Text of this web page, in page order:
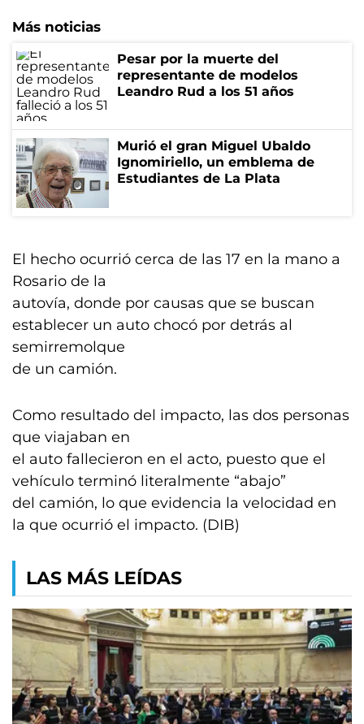
Más noticias
Pesar por la muerte del
representante de modelos
Leandro Rud a los 51 años
Murió el gran Miguel Ubaldo
Ignomiriello, un emblema de
Estudiantes de La Plata
El hecho ocurrió cerca de las 17 en la mano a
Rosario de la
autovía, donde por causas que se buscan
establecer un auto chocó por detrás al
semirremolque
de un camión.
Como resultado del impacto, las dos personas
que viajaban en
el auto fallecieron en el acto, puesto que el
vehículo terminó literalmente “abajo”
del camión, lo que evidencia la velocidad en
la que ocurrió el impacto. (DIB)
LAS MÁS LEÍDAS